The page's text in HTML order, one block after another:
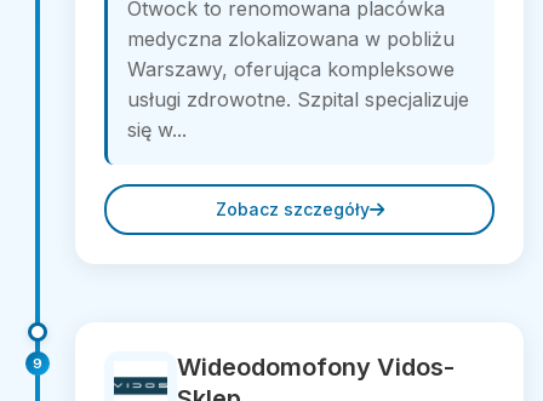
Otwock to renomowana placówka
medyczna zlokalizowana w pobliżu
Warszawy, oferująca kompleksowe
usługi zdrowotne. Szpital specjalizuje
się w...
Zobacz szczegóły
9
Wideodomofony Vidos-